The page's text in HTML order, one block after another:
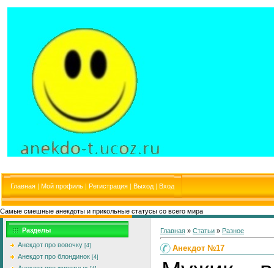
Главная | Мой профиль | Регистрация | Выход | Вход
Самые смешные анекдоты и прикольные статусы со всего мира
Разделы
Анекдот про вовочку [4]
Анекдот про блондинок [4]
Главная » Статьи » Разное
Анекдот №17